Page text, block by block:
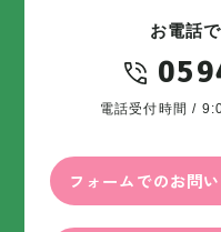
お電話
電話受付時間 /
フォームでのお問